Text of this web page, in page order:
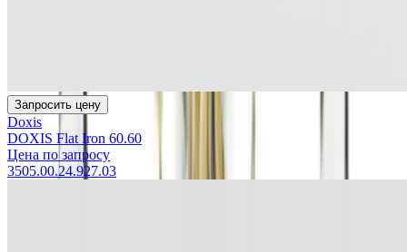
Запросить цену
Doxis
DOXIS Flat Iron 60.60
Цена по запросу
3505.00.24.927.03